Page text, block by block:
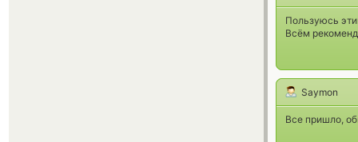
Пользуюсь
Всём
Saymon
Все пришло,